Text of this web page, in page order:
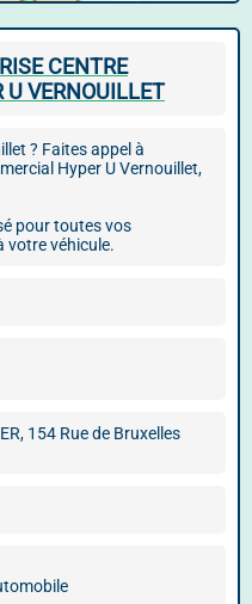
CENTRE
VERNOUILLET
? Faites appel à
Hyper U Vernouillet,
pour toutes vos
votre véhicule.
154 Rue de Bruxelles